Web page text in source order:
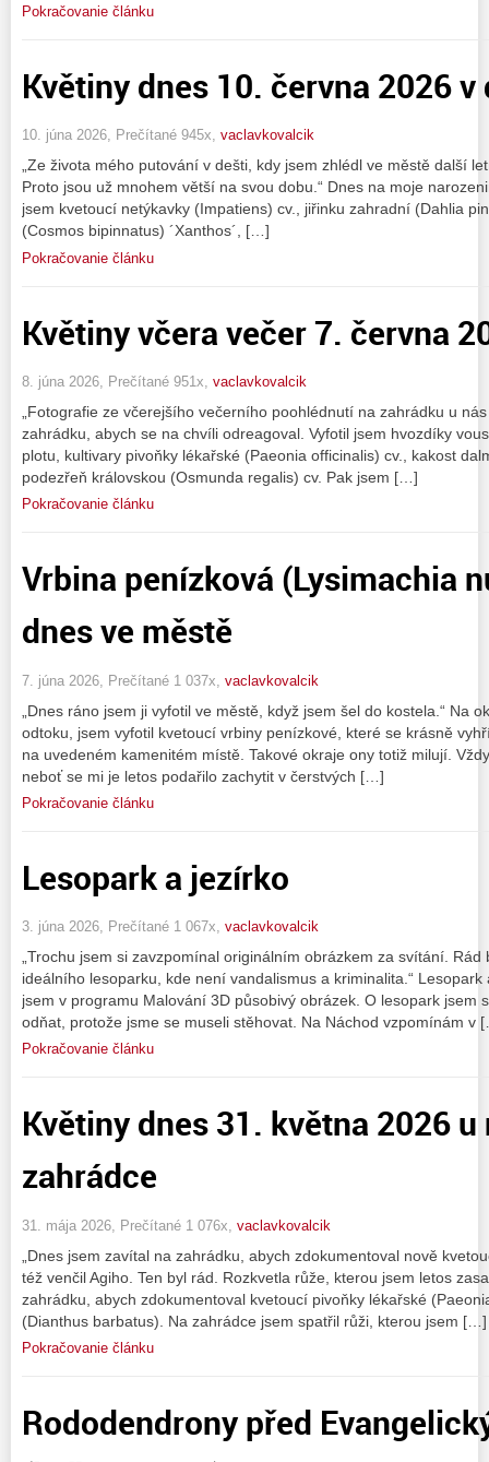
Pokračovanie článku
Květiny dnes 10. června 2026
10. júna 2026, Prečítané 945x, vaclavkovalcik
„Ze života mého putování v dešti, kdy jsem zhlédl ve městě další
Proto jsou už mnohem větší na svou dobu.“ Dnes na moje
jsem kvetoucí netýkavky (Impatiens) cv., jiřinku zahradní (Dahlia
(Cosmos bipinnatus) ´Xanthos´, […]
Pokračovanie článku
Květiny včera večer 7. června
8. júna 2026, Prečítané 951x, vaclavkovalcik
„Fotografie ze včerejšího večerního poohlédnutí na zahrádku u
zahrádku, abych se na chvíli odreagoval. Vyfotil jsem hvozdíky
plotu, kultivary pivoňky lékařské (Paeonia officinalis) cv., kakost
podezřeň královskou (Osmunda regalis) cv. Pak jsem […]
Pokračovanie článku
Vrbina penízková (Lysimachia
dnes ve městě
7. júna 2026, Prečítané 1 037x, vaclavkovalcik
„Dnes ráno jsem ji vyfotil ve městě, když jsem šel do kostela.“ Na
odtoku, jsem vyfotil kvetoucí vrbiny penízkové, které se krásně
na uvedeném kamenitém místě. Takové okraje ony totiž milují.
neboť se mi je letos podařilo zachytit v čerstvých […]
Pokračovanie článku
Lesopark a jezírko
3. júna 2026, Prečítané 1 067x, vaclavkovalcik
„Trochu jsem si zavzpomínal originálním obrázkem za svítání.
ideálního lesoparku, kde není vandalismus a kriminalita.“
jsem v programu Malování 3D působivý obrázek. O lesopark jsem
odňat, protože jsme se museli stěhovat. Na Náchod vzpomínám v
Pokračovanie článku
Květiny dnes 31. května 2026 u
zahrádce
31. mája 2026, Prečítané 1 076x, vaclavkovalcik
„Dnes jsem zavítal na zahrádku, abych zdokumentoval nově
též venčil Agiho. Ten byl rád. Rozkvetla růže, kterou jsem letos
zahrádku, abych zdokumentoval kvetoucí pivoňky lékařské
(Dianthus barbatus). Na zahrádce jsem spatřil růži, kterou jsem […]
Pokračovanie článku
Rododendrony před